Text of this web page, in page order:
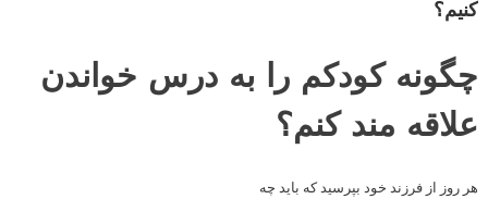
كنيم؟
چگونه کودکم را به درس خواندن
علاقه مند کنم؟
هر روز از فرزند خود بپرسید كه باید چه